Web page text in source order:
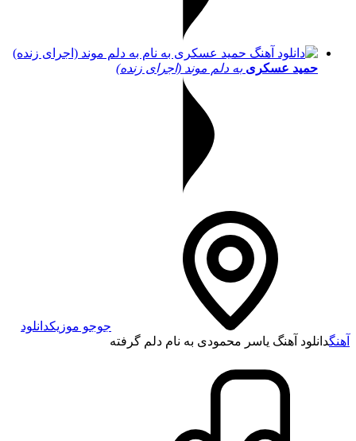
حمید عسکری به دلم موند (اجرای زنده)
جوجو موزیکدانلود
آهنگدانلود آهنگ یاسر محمودی به نام دلم گرفته